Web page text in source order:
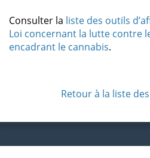
Consulter la liste des outils
Loi concernant la lutte contre
encadrant le cannabis.
Retour à la liste